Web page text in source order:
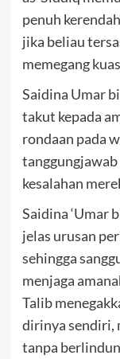
penuh
jika beliau
memegang
Saidina Umar
takut kepada
rondaan pada
kesalahan
Saidina ‘Umar
jelas urusan
sehingga
menjaga
Talib
dirinya sendiri,
tanpa